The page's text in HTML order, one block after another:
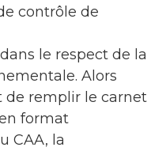
contrôle de
le respect de la
Alors
de remplir le carnet
format
CAA, la